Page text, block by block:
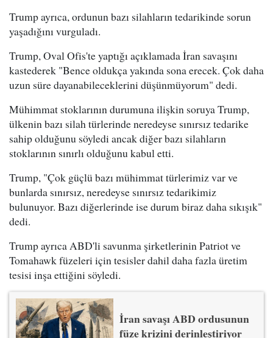
Trump ayrıca, ordunun bazı silahların tedarikinde sorun
yaşadığını vurguladı.
Trump, Oval Ofis'te yaptığı açıklamada İran savaşını
kastederek "Bence oldukça yakında sona erecek. Çok daha
uzun süre dayanabileceklerini düşünmüyorum" dedi.
Mühimmat stoklarının durumuna ilişkin soruya Trump,
ülkenin bazı silah türlerinde neredeyse sınırsız tedarike
sahip olduğunu söyledi ancak diğer bazı silahların
stoklarının sınırlı olduğunu kabul etti.
Trump, "Çok güçlü bazı mühimmat türlerimiz var ve
bunlarda sınırsız, neredeyse sınırsız tedarikimiz
bulunuyor. Bazı diğerlerinde ise durum biraz daha sıkışık"
dedi.
Trump ayrıca ABD'li savunma şirketlerinin Patriot ve
Tomahawk füzeleri için tesisler dahil daha fazla üretim
tesisi inşa ettiğini söyledi.
İran savaşı ABD ordusunun
füze krizini derinleştiriyor